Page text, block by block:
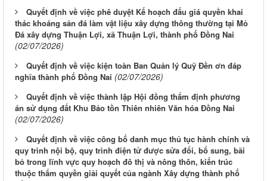
Quyết định về việc phê duyệt Kế hoạch đấu giá quyền khai
thác khoáng sản đá làm vật liệu xây dựng thông thường tại Mỏ
Đá xây dựng Thuận Lợi, xã Thuận Lợi, thành phố Đồng Nai
(02/07/2026)
Quyết định về việc kiện toàn Ban Quản lý Quỹ Đền ơn đáp
nghĩa thành phố Đồng Nai (02/07/2026)
Quyết định về việc thành lập Hội đồng thẩm định phương
án sử dụng đất Khu Bảo tồn Thiên nhiên Văn hóa Đồng Nai
(02/07/2026)
Quyết định về việc công bố danh mục thủ tục hành chính và
quy trình nội bộ, quy trình điện tử được sửa đổi, bổ sung, bãi
bỏ trong lĩnh vực quy hoạch đô thị và nông thôn, kiến trúc
thuộc thẩm quyền giải quyết của ngành Xây dựng thành phố